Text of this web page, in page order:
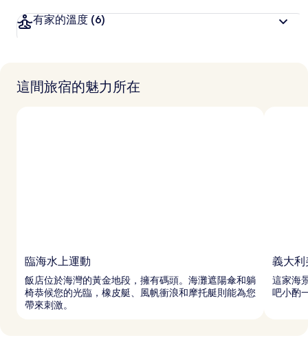
有家的溫度 (6)
這間旅宿的魅力所在
臨海水上運動
飯店位於海灣的黃金地段，擁有碼頭。海灘遮陽傘和躺
椅恭候您的光臨，橡皮艇、風帆衝浪和摩托艇則能為您
帶來刺激。
義大利
這家海
吧小酌